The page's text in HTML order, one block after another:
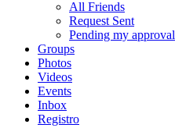
All Friends
Request Sent
Pending my approval
Groups
Photos
Videos
Events
Inbox
Registro